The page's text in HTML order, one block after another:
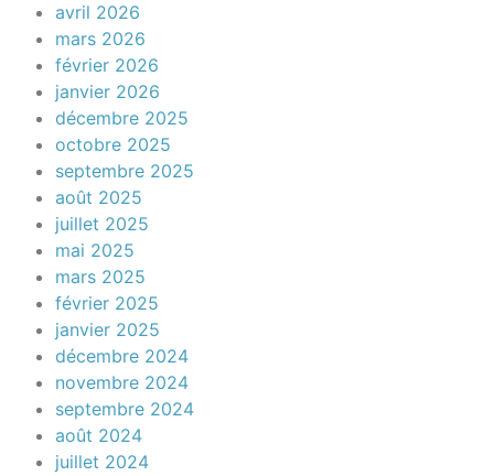
avril 2026
mars 2026
février 2026
janvier 2026
décembre 2025
octobre 2025
septembre 2025
août 2025
juillet 2025
mai 2025
mars 2025
février 2025
janvier 2025
décembre 2024
novembre 2024
septembre 2024
août 2024
juillet 2024